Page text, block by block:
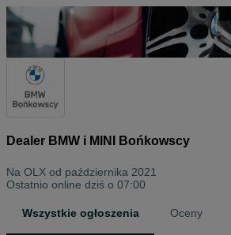
Dealer BMW i MINI Bońkowscy
Na OLX od października 2021
Ostatnio online dziś o 07:00
Wszystkie ogłoszenia Oceny